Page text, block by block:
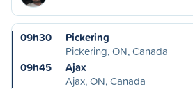
09h30
Pickering
Pickering, ON, Canada
09h45
Ajax
Ajax, ON, Canada